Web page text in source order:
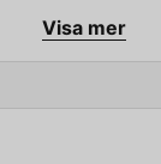
Visa mer
produkten...